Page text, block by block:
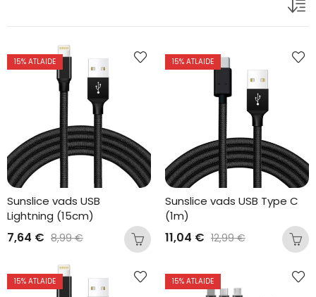
15% ATLAIDE
Sunslice vads USB
Lightning (15cm)
7,64 € 8,99€
15% ATLAIDE
Sunslice vads USB Type C
(1m)
11,04 € 12,99€
15% ATLAIDE 15% ATLAIDE